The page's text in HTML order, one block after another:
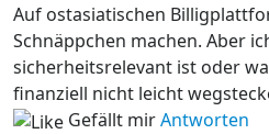
Auf ostasiatischen
Schnäppchen machen. Aber
sicherheitsrelevant ist oder
finanziell nicht leicht
Gefällt mirAntworten